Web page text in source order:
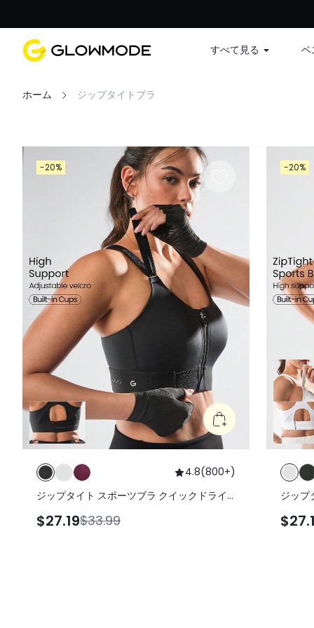
すべて見る ベ
ホーム ジップタイトブラ
フィルター すべてクリア
-20%
4.8(800+)
ジップタイト スポーツブラ クイックドライ
ハイインパクト ランニング ジョギング ワー
$27.19$33.99
-20%
ジップ
ハイイ